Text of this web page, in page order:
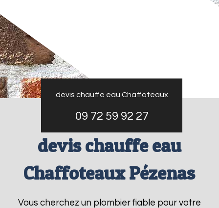
devis chauffe eau Chaffoteaux
09 72 59 92 27
devis chauffe eau
Chaffoteaux Pézenas
Vous cherchez un plombier fiable pour votre